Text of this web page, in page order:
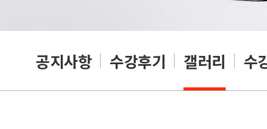
공지사항 수강후기 갤러리 수